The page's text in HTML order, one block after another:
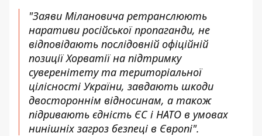
"Заяви Мілановича ретранслюють
наративи російської пропаганди, не
відповідають послідовній офіційній
позиції Хорватії на підтримку
суверенітету та територіальної
цілісності України, завдають шкоди
двостороннім відносинам, а також
підривають єдність ЄС і НАТО в умовах
нинішніх загроз безпеці в Європі".